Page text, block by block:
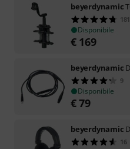
beyerdynamic
181
Disponibile
€ 169
beyerdynamic
9
Disponibile
€79
beyerdynamic
16